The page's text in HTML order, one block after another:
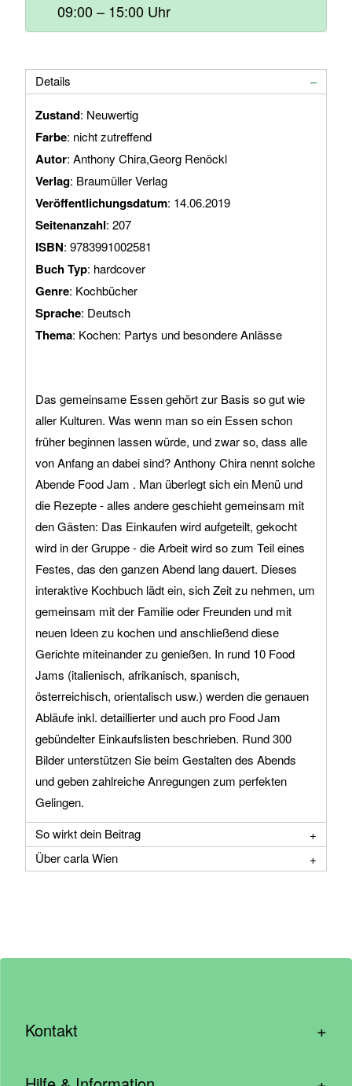
09:00 – 15:00 Uhr
Details
Zustand: Neuwertig
Farbe: nicht zutreffend
Autor: Anthony Chira,Georg Renöckl
Verlag: Braumüller Verlag
Veröffentlichungsdatum: 14.06.2019
Seitenanzahl: 207
ISBN: 9783991002581
Buch Typ: hardcover
Genre: Kochbücher
Sprache: Deutsch
Thema: Kochen: Partys und besondere Anlässe
Das gemeinsame Essen gehört zur Basis so gut wie
aller Kulturen. Was wenn man so ein Essen schon
früher beginnen lassen würde, und zwar so, dass alle
von Anfang an dabei sind? Anthony Chira nennt solche
Abende Food Jam . Man überlegt sich ein Menü und
die Rezepte - alles andere geschieht gemeinsam mit
den Gästen: Das Einkaufen wird aufgeteilt, gekocht
wird in der Gruppe - die Arbeit wird so zum Teil eines
Festes, das den ganzen Abend lang dauert. Dieses
interaktive Kochbuch lädt ein, sich Zeit zu nehmen, um
gemeinsam mit der Familie oder Freunden und mit
neuen Ideen zu kochen und anschließend diese
Gerichte miteinander zu genießen. In rund 10 Food
Jams (italienisch, afrikanisch, spanisch,
österreichisch, orientalisch usw.) werden die genauen
Abläufe inkl. detaillierter und auch pro Food Jam
gebündelter Einkaufslisten beschrieben. Rund 300
Bilder unterstützen Sie beim Gestalten des Abends
und geben zahlreiche Anregungen zum perfekten
Gelingen.
So wirkt dein Beitrag
Über carla Wien
Kontakt +